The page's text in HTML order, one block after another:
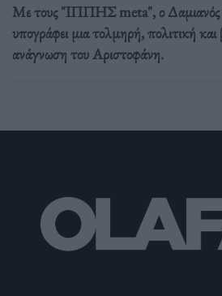
Με τους "ΙΠΠΗΣ meta", ο Δαμιανός
υπογράφει μια τολμηρή, πολιτική
ανάγνωση του Αριστοφάνη.